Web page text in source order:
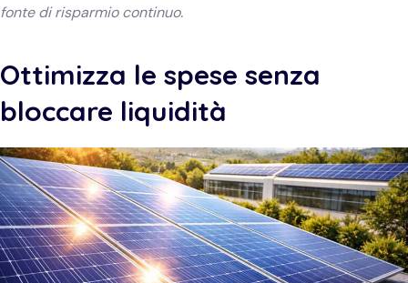
fonte di risparmio continuo.
Ottimizza le spese senza
bloccare liquidità